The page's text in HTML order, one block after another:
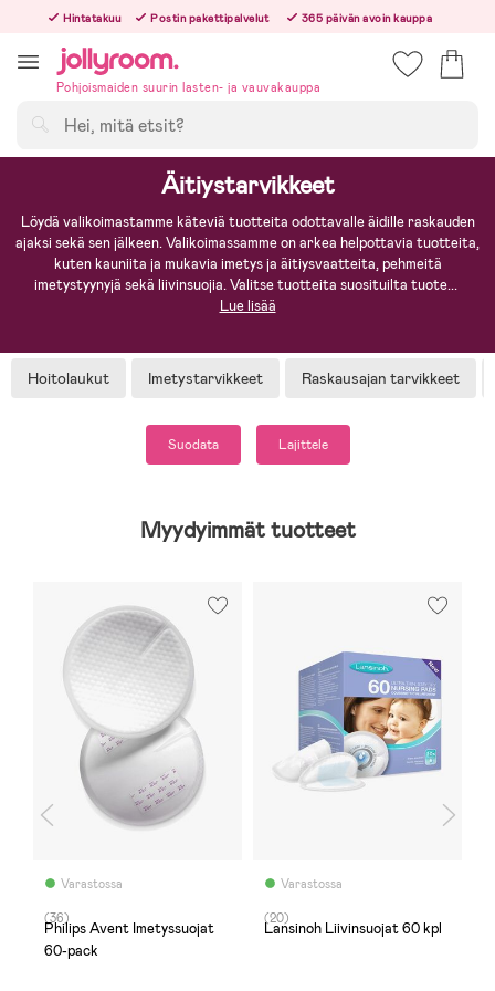
Hoppa
innehållet
Hintatakuu Postin pakettipalvelut
365 päivän avoin kauppa
Tilaa arkisin ennen klo 13.00 – lähetämme tilauksen jo samana päivänä!
Pohjoismaiden suurin lasten- ja vauvakauppa
Äitiystarvikkeet
Löydä valikoimastamme käteviä tuotteita odottavalle äidille raskauden
ajaksi sekä sen jälkeen. Valikoimassamme on arkea helpottavia tuotteita,
kuten kauniita ja mukavia imetys ja äitiysvaatteita, pehmeitä
imetystyynyjä sekä liivinsuojia. Valitse tuotteita suosituilta tuote...
Lue lisää
Hoitolaukut Imetystarvikkeet Raskausajan tarvikkeet
Suodata Lajittele
Myydyimmät tuotteet
Varastossa
(36)
Philips Avent Imetyssuojat
60-pack
Varastossa
(20)
Lansinoh Liivinsuojat 60 kpl